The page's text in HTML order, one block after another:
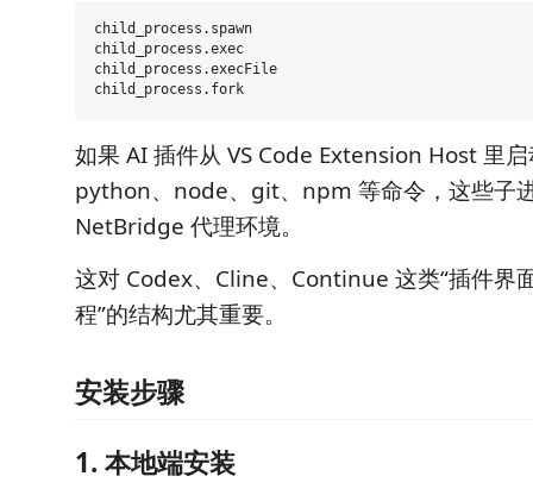
child_process.spawn
child_process.exec
child_process.execFile
如果 AI 插件从 VS Code Extension Host 里
python、node、git、npm 等命令，这些子
NetBridge 代理环境。
这对 Codex、Cline、Continue 这类“插件界
程”的结构尤其重要。
安装步骤
1. 本地端安装